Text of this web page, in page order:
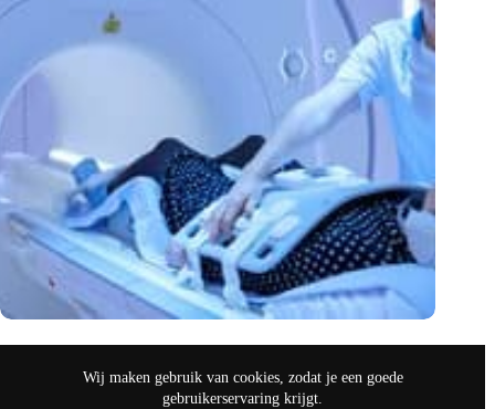
Wij maken gebruik van cookies, zodat je een goede
gebruikerservaring krijgt.
knobbeltje in de borst
april 8, 2023